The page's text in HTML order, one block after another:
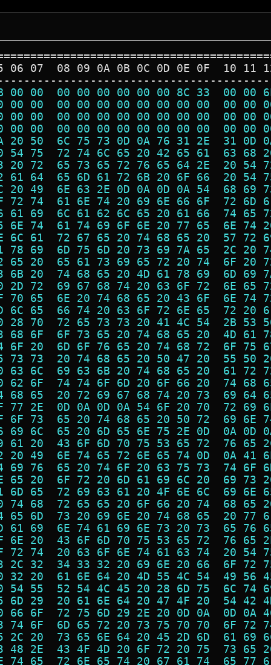
06 07  08 09 0A 0B 0C 0D 0E 0F  10 11
00 00  00 00 00 00 00 00 8C 33  00
00 00  00 00 00 00 00 00 00 00  00
00 00  00 00 00 00 00 00 00 00  00
00 00  00 00 00 00 00 00 00 00  00
20 50  6C 75 73 0D 0A 76 31 2E  31
54 75  72 74 6C 65 20 42 65 61  63
20 72  65 73 65 72 76 65 64 2E  20
61 64  65 6D 61 72 6B 20 6F 66  20
20 49  6E 63 2E 0D 0A 0D 0A 54  68
72 74  61 6E 74 20 69 6E 66 6F  72
61 69  6C 61 62 6C 65 20 61 66  74
6E 74  61 74 69 6F 6E 20 77 65  6E
6C 61  72 67 65 20 74 68 65 20  57
78 69  6D 75 6D 20 73 69 7A 65  2C
65 20  65 61 73 69 65 72 20 74  6F
6B 20  74 68 65 20 4D 61 78 69  6D
2D 72  69 67 68 74 20 63 6F 72  6E
70 65  6E 20 74 68 65 20 43 6F  6E
6C 65  66 74 20 63 6F 72 6E 65  72
28 70  72 65 73 73 20 41 4C 54  2B
68 6F  6F 73 65 20 74 68 65 20  4D
6F 20  6D 6F 76 65 20 74 68 72  6F
73 73  20 74 68 65 20 50 47 20  55
63 6C  69 63 6B 20 74 68 65 20  61
62 6F  74 74 6F 6D 20 6F 66 20  74
68 65  20 72 69 67 68 74 20 73  69
77 2E  0D 0A 0D 0A 54 6F 20 70  72
6F 73  65 20 74 68 65 20 50 72  69
69 6C  65 20 6D 65 6E 75 2E 0D  0A
61 20  43 6F 6D 70 75 53 65 72  76
20 49  6E 74 65 72 6E 65 74 0D  0A
69 76  65 20 74 6F 20 63 75 73  74
65 20  6F 72 20 6D 61 69 6C 20  69
6D 65  72 69 63 61 20 4F 6E 6C  69
74 68  72 65 65 20 6F 66 20 74  68
65 6D  73 20 69 6E 20 74 68 65  20
61 69  6E 74 61 69 6E 73 20 73  65
6E 20  43 6F 6D 70 75 53 65 72  76
72 74  20 63 6F 6E 74 61 63 74  20
2C 32  34 33 32 20 69 6E 20 66  6F
32 20  61 6E 64 20 4D 55 4C 54  49
54 55  52 54 4C 45 20 28 6D 75  6C
6D 29  20 61 6E 64 20 47 4F 20  54
66 6F  72 75 6D 29 2E 20 0D 0A  0D
74 6F  6D 65 72 20 73 75 70 70  6F
2C 20  73 65 6E 64 20 45 2D 6D  61
48 2E  43 4F 4D 20 6F 72 20 75  73
74 65  72 6E 65 74 20 67 61 74  65